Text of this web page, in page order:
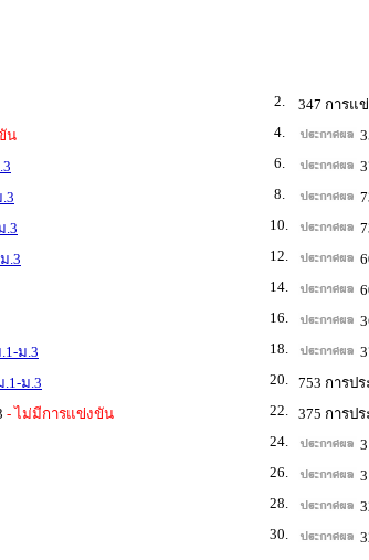
2. 347 การแ
น 4.
6.
8.
.3 10.
.3 12.
14.
16.
ม.3 18.
ม.3 20. 753 การป
- ไม่มีการแข่งขัน 22. 375 การป
24.
26.
28.
30.